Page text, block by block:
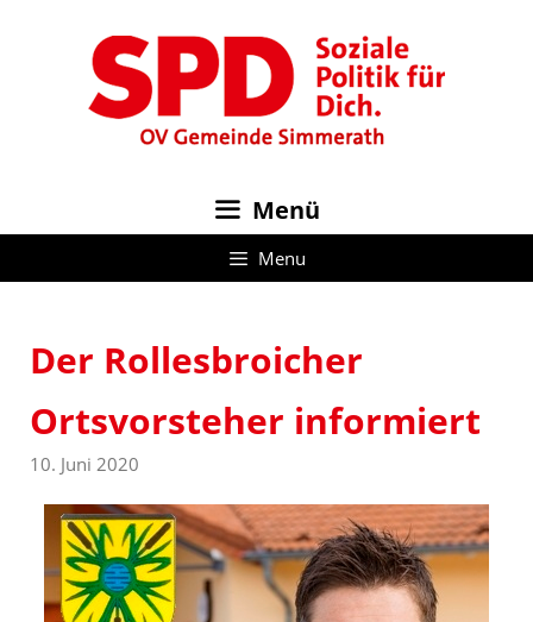
Menü
Menu
Der Rollesbroicher
Ortsvorsteher informiert
10. Juni 2020